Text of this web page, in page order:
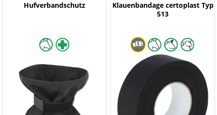
Hufverbandschutz
Klauenbandage certoplast Typ
513